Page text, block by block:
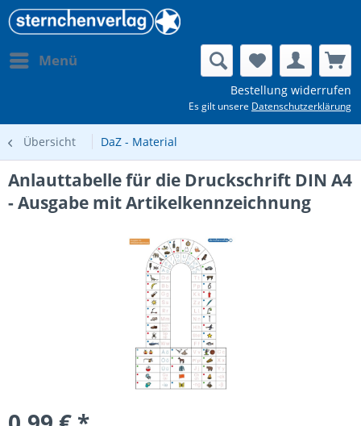
Menü
Bestellung widerrufen
Es gilt unsere Datenschutzerklärung
Übersicht DaZ - Material
Anlauttabelle für die Druckschrift DIN A4
- Ausgabe mit Artikelkennzeichnung